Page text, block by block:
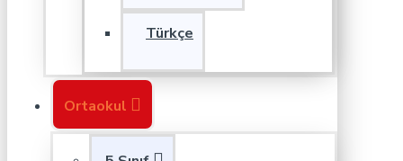
Türkçe
Ortaokul